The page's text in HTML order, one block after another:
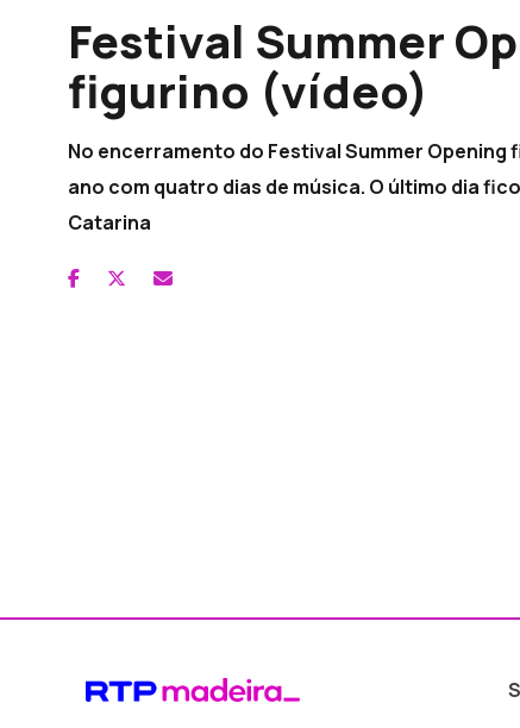
Festival Summer
figurino (vídeo)
No encerramento do Festival Summer
ano com quatro dias de música. O último dia
Catarina